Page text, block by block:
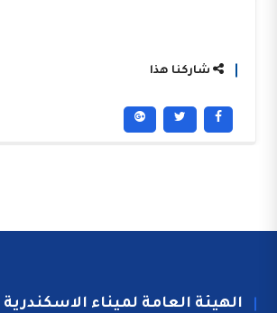
شاركنا هذا
الهيئة العامة لميناء الاسكندرية